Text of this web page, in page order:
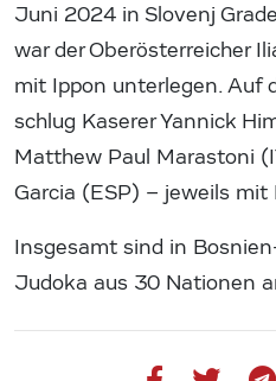
Juni 2024 in Slovenj
war der Oberösterreicher
mit Ippon unterlegen. Auf
schlug Kaserer Yannick
Matthew Paul Marastoni
Garcia (ESP) – jeweils mit
Insgesamt sind in
Judoka aus 30 Nationen